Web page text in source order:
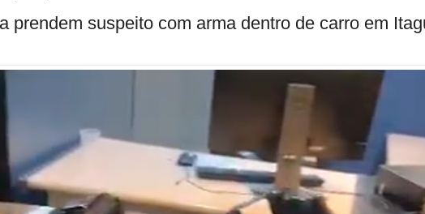
prendem suspeito com arma dentro de carro em